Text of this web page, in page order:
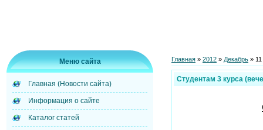
Меню сайта
Главная (Новости сайта)
Информация о сайте
Каталог статей
Главная » 2012 » Декабрь » 11
Студентам 3 курса